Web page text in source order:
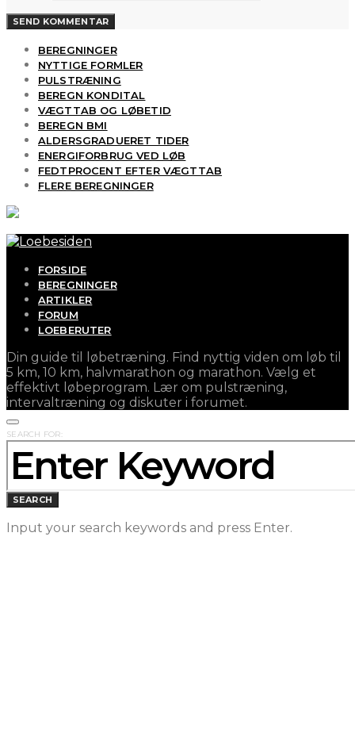
BEREGNINGER
NYTTIGE FORMLER
PULSTRÆNING
BEREGN KONDITAL
VÆGTTAB OG LØBETID
BEREGN BMI
ALDERSGRADUERET TIDER
ENERGIFORBRUG VED LØB
FEDTPROCENT EFTER VÆGTTAB
FLERE BEREGNINGER
FORSIDE
BEREGNINGER
ARTIKLER
FORUM
LOEBERUTER
Din guide til løbetræning. Find nyttig viden om løb til
5 km, 10 km, halvmarathon og marathon. Vælg et
effektivt løbeprogram. Lær om pulstræning,
intervaltræning og diskuter i forumet.
SEARCH FOR:
SEARCH
Input your search keywords and press Enter.